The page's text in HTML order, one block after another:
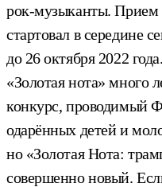
рок-музыканты. Прием
стартовал в середине
до 26 октября 2022 года.
«Золотая нота» много
конкурс, проводимый
одарённых детей и
но «Золотая Нота:
совершенно новый.